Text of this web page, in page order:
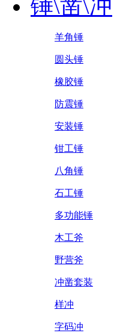
锤\凿\冲
羊角锤
圆头锤
橡胶锤
防震锤
安装锤
钳工锤
八角锤
石工锤
多功能锤
木工斧
野营斧
冲凿套装
样冲
字码冲